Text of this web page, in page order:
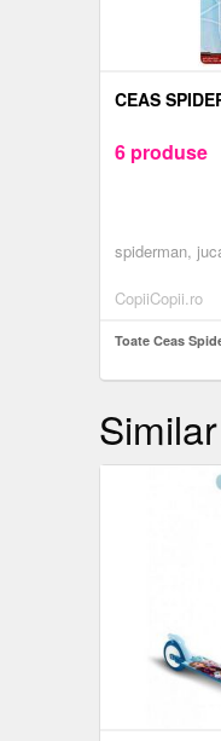
CEAS
6 produse
spiderman,
CopiiCopii.ro
Toate Ceas